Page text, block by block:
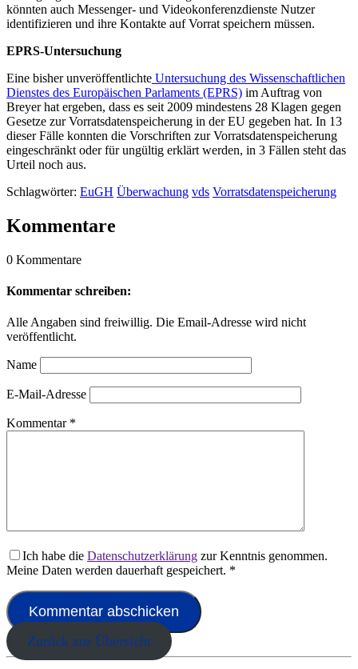
könnten auch Messenger- und Videokonferenzdienste Nutzer
identifizieren und ihre Kontakte auf Vorrat speichern müssen.
EPRS-Untersuchung
Eine bisher unveröffentlichte Untersuchung des Wissenschaftlichen
Dienstes des Europäischen Parlaments (EPRS) im Auftrag von
Breyer hat ergeben, dass es seit 2009 mindestens 28 Klagen gegen
Gesetze zur Vorratsdatenspeicherung in der EU gegeben hat. In 13
dieser Fälle konnten die Vorschriften zur Vorratsdatenspeicherung
eingeschränkt oder für ungültig erklärt werden, in 3 Fällen steht das
Urteil noch aus.
Schlagwörter: EuGH Überwachung vds Vorratsdatenspeicherung
Kommentare
0 Kommentare
Kommentar schreiben:
Alle Angaben sind freiwillig. Die Email-Adresse wird nicht
veröffentlicht.
Name
E-Mail-Adresse
Kommentar *
Ich habe die Datenschutzerklärung zur Kenntnis genommen.
Meine Daten werden dauerhaft gespeichert. *
Zurück zur Übersicht